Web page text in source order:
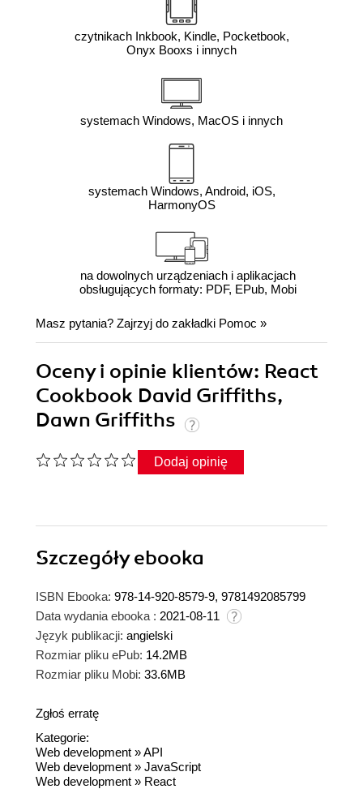
czytnikach Inkbook, Kindle, Pocketbook,
Onyx Booxs i innych
systemach Windows, MacOS i innych
systemach Windows, Android, iOS,
HarmonyOS
na dowolnych urządzeniach i aplikacjach
obsługujących formaty: PDF, EPub, Mobi
Masz pytania? Zajrzyj do zakładki Pomoc »
Oceny i opinie klientów: React
Cookbook David Griffiths,
Dawn Griffiths
Dodaj opinię
Szczegółyebooka
ISBN Ebooka: 978-14-920-8579-9, 9781492085799
Data wydania ebooka : 2021-08-11
Język publikacji: angielski
Rozmiar pliku ePub: 14.2MB
Rozmiar pliku Mobi: 33.6MB
Zgłoś erratę
Kategorie:
Web development »API
Web development » JavaScript
Web development » React